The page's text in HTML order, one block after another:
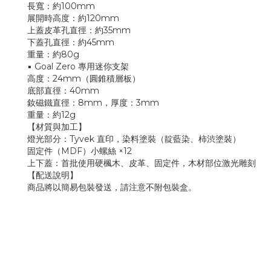
長寬：約100mm
展開時高度：約120mm
上蓋皮革孔直徑：約35mm
下蓋孔直徑：約45mm
重量：約80g
▪︎ Goal Zero 專用迷你支架
高度：24mm（圓錐積層板）
底部直徑：40mm
釹磁鐵直徑：8mm，厚度：3mm
重量：約12g
【材質與加工】
燈光部分：Tyvek 直印，染料塗裝（靛藍染、柿渋塗裝）
固定件（MDF）小螺絲 ×12
上下蓋：首批使用硬楓木、皮革、固定件，木材部位激光雕刻
【配送說明】
商品將以簡易包裝發送，請注意不附包裝盒。